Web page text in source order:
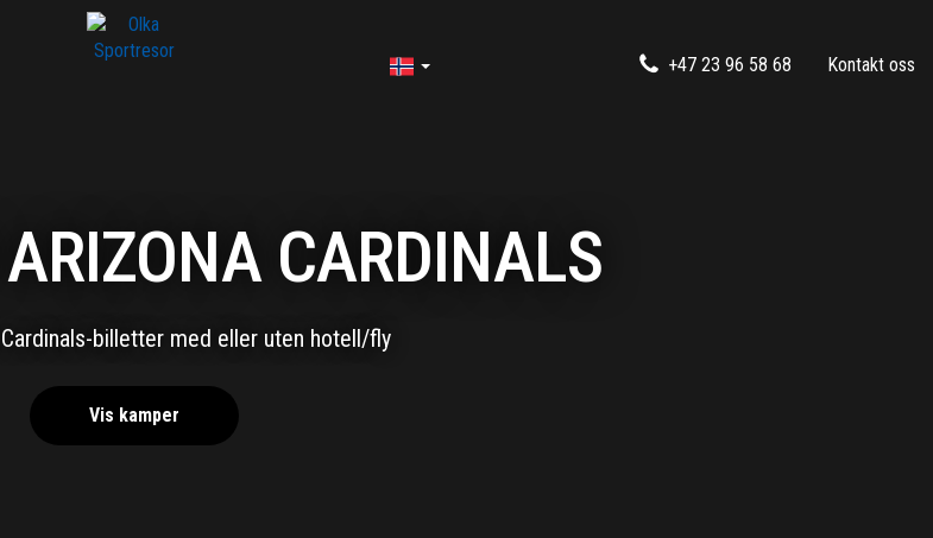
+47 23 96 58 68 Kontakt oss
CARDINALS
billetter med eller uten hotell/fly
Vis kamper